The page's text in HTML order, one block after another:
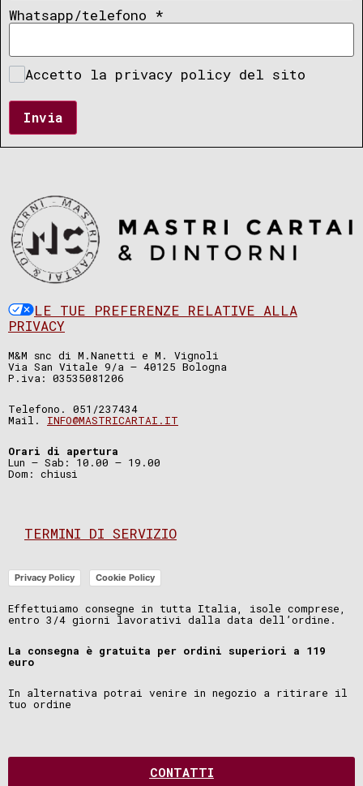
Whatsapp/telefono *
Accetto la privacy policy del sito
Invia
LE TUE PREFERENZE RELATIVE ALLA
PRIVACY
M&M snc di M.Nanetti e M. Vignoli
Via San Vitale 9/a – 40125 Bologna
P.iva: 03535081206
Telefono. 051/237434
Mail. INFO@MASTRICARTAI.IT
Orari di apertura
Lun – Sab: 10.00 – 19.00
Dom: chiusi
TERMINI DI SERVIZIO
Privacy Policy Cookie Policy
Effettuiamo consegne in tutta Italia, isole comprese,
entro 3/4 giorni lavorativi dalla data dell’ordine.
La consegna è gratuita per ordini superiori a 119
euro
In alternativa potrai venire in negozio a ritirare il
tuo ordine
CONTATTI